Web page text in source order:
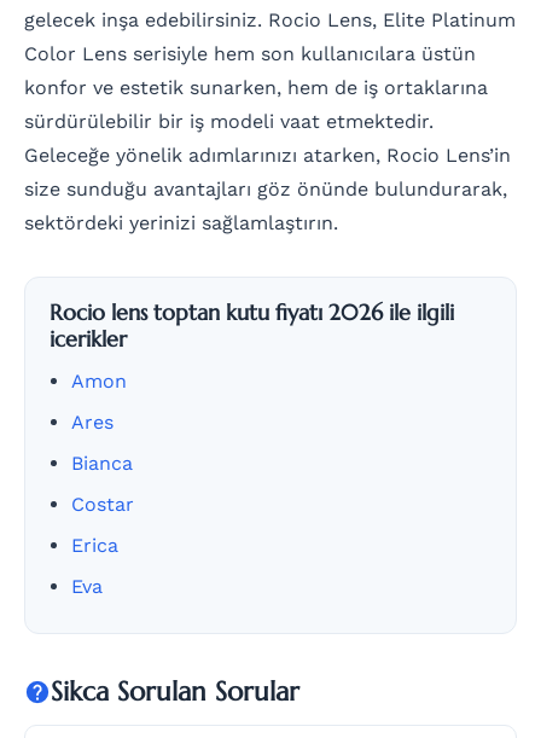
gelecek inşa edebilirsiniz. Rocio Lens, Elite Platinum
Color Lens serisiyle hem son kullanıcılara üstün
konfor ve estetik sunarken, hem de iş ortaklarına
sürdürülebilir bir iş modeli vaat etmektedir.
Geleceğe yönelik adımlarınızı atarken, Rocio Lens’in
size sunduğu avantajları göz önünde bulundurarak,
sektördeki yerinizi sağlamlaştırın.
Rocio lens toptan kutu fiyatı 2026 ile ilgili
icerikler
Amon
Ares
Bianca
Costar
Erica
Eva
Sikca Sorulan Sorular